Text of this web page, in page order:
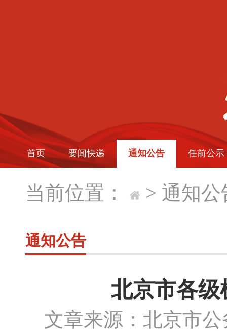
首页 要闻快递 通知公告 任前公示
当前位置： > 通知公
通知公告
北京市各级
文章来源：北京